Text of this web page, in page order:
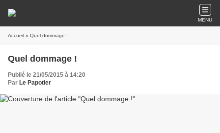
MENU
Accueil » Quel dommage !
Quel dommage !
Publié le 21/05/2015 à 14:20
Par Le Papotier